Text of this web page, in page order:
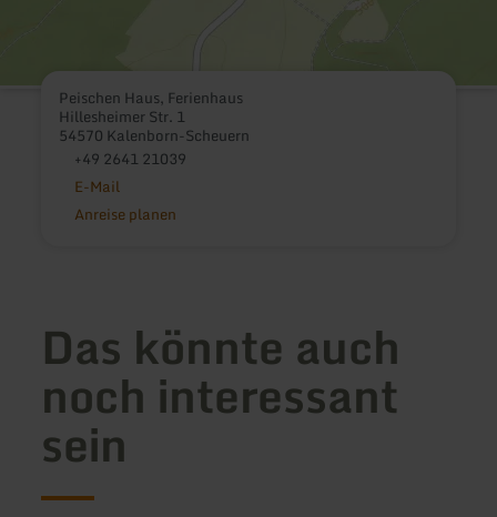
Peischen Haus, Ferienhaus
Hillesheimer Str. 1
54570 Kalenborn-Scheuern
+49 2641 21039
E-Mail
Anreise planen
Das könnte auch
noch interessant
sein